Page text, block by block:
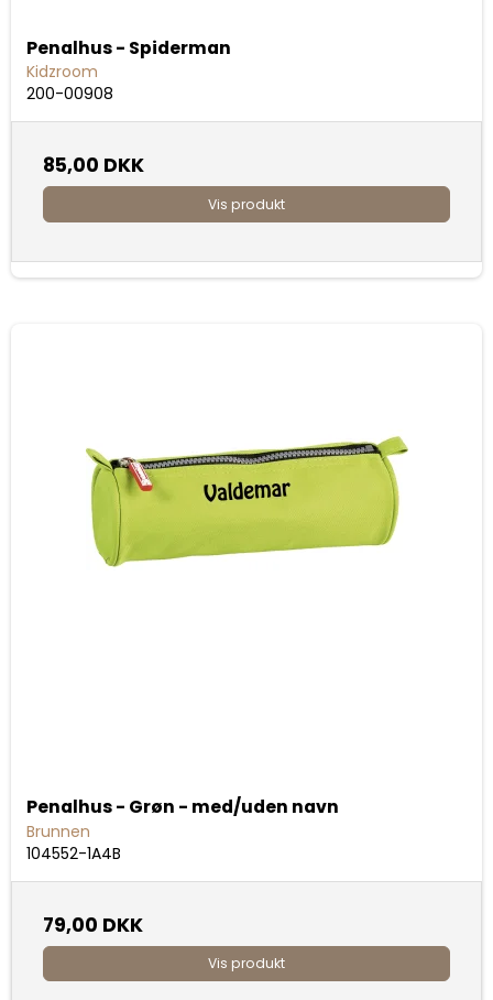
Penalhus - Spiderman
Kidzroom
200-00908
85,00 DKK
Vis produkt
Penalhus - Grøn - med/uden navn
Brunnen
104552-1A4B
79,00 DKK
Vis produkt